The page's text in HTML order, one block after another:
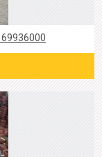
69936000